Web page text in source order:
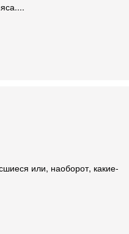
или, наоборот, какие-